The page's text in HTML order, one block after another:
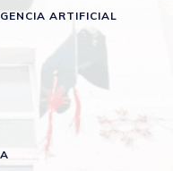
ARTIFICIAL